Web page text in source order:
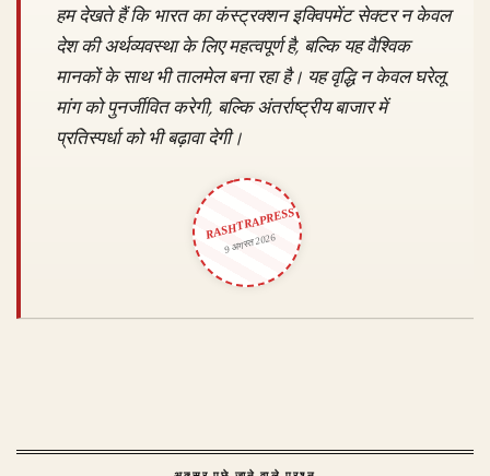
हम देखते हैं कि भारत का कंस्ट्रक्शन इक्विपमेंट सेक्टर न केवल
देश की अर्थव्यवस्था के लिए महत्वपूर्ण है, बल्कि यह वैश्विक
मानकों के साथ भी तालमेल बना रहा है। यह वृद्धि न केवल घरेलू
मांग को पुनर्जीवित करेगी, बल्कि अंतर्राष्ट्रीय बाजार में
प्रतिस्पर्धा को भी बढ़ावा देगी।
RASHTRAPRESS
9 अगस्त 2026